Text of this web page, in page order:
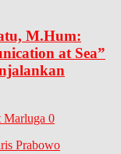
M.Hum:
at Sea”
Marluga 0